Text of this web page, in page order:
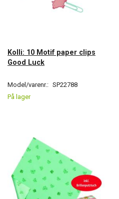
Kolli: 10 Motif paper clips
Good Luck
Model/varenr.: SP22788
På lager